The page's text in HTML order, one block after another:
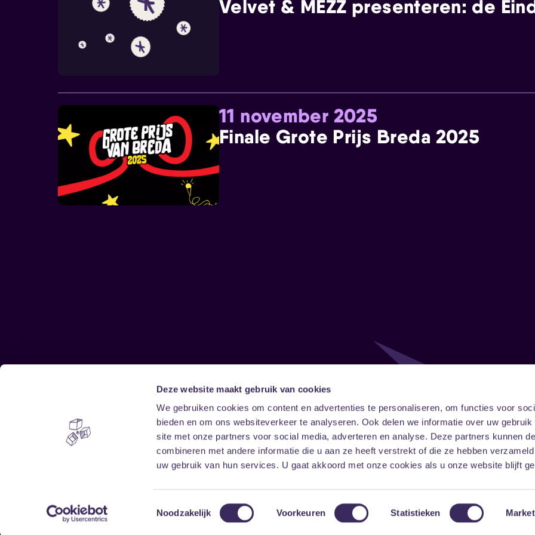
Deze website maakt gebruik van cookies
We gebruiken cookies om content en advertenties te personaliseren, om functies voor
bieden en om ons websiteverkeer te analyseren. Ook delen we informatie over uw gebruik
site met onze partners voor social media, adverteren en analyse. Deze partners kunnen
combineren met andere informatie die u aan ze heeft verstrekt of die ze hebben
uw gebruik van hun services. U gaat akkoord met onze cookies als u onze website blijft
Toestemmingsselectie
Noodzakelijk Voorkeuren Statistieken
Velvet & MEZZ presenteren: de
11 november 2025
Finale Grote Prijs Breda 2025
Home
Vrijwilligers
Disclaimer
Toegankelijkheid
Privacy & cookies
Follow
FacebookInstagramLinkedIn
Onze